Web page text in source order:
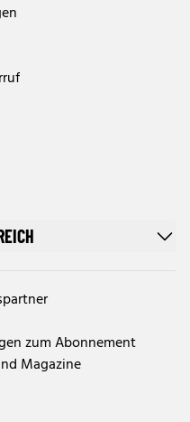
zum Abonnement
Magazine